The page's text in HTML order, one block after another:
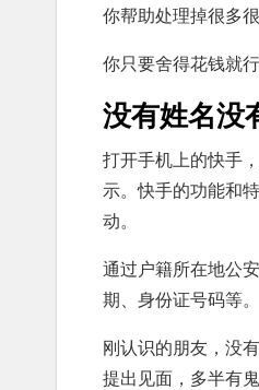
你帮助处理掉很多
你只要舍得花钱就
没有姓名没
打开手机上的快手
示。快手的功能和
动。
通过户籍所在地公
期、身份证号码等。
刚认识的朋友，没
提出见面，多半有